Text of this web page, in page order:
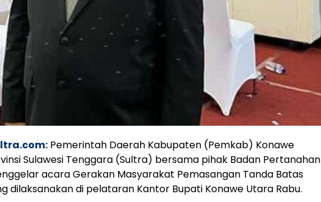
Pemerintah Daerah Kabupaten (Pemkab) Konawe
Sulawesi Tenggara (Sultra) bersama pihak Badan Pertanahan
acara Gerakan Masyarakat Pemasangan Tanda Batas
dilaksanakan di pelataran Kantor Bupati Konawe Utara Rabu.